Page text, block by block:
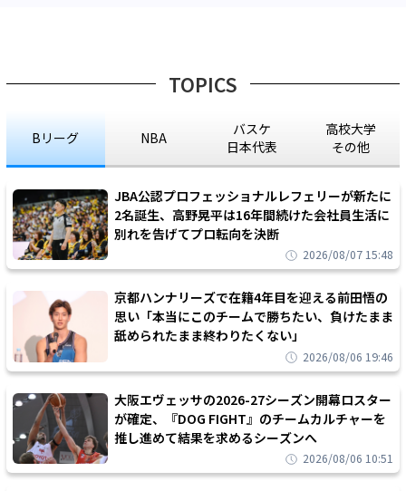
TOPICS
Bリーグ NBA
バスケ
日本代表
高校大学
その他
JBA公認プロフェッショナルレフェリーが新たに
2名誕生、高野晃平は16年間続けた会社員生活に
別れを告げてプロ転向を決断
2026/08/07 15:48
京都ハンナリーズで在籍4年目を迎える前田悟の
思い「本当にこのチームで勝ちたい、負けたまま
舐められたまま終わりたくない」
2026/08/06 19:46
大阪エヴェッサの2026-27シーズン開幕ロスター
が確定、『DOG FIGHT』のチームカルチャーを
推し進めて結果を求めるシーズンへ
2026/08/06 10:51